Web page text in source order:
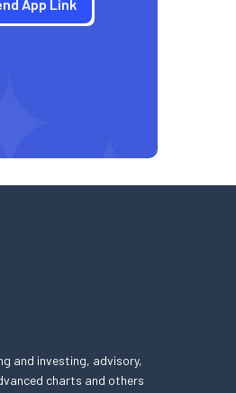
and investing, advisory,
charts and others